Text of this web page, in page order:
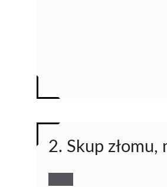
2. Skup złomu,